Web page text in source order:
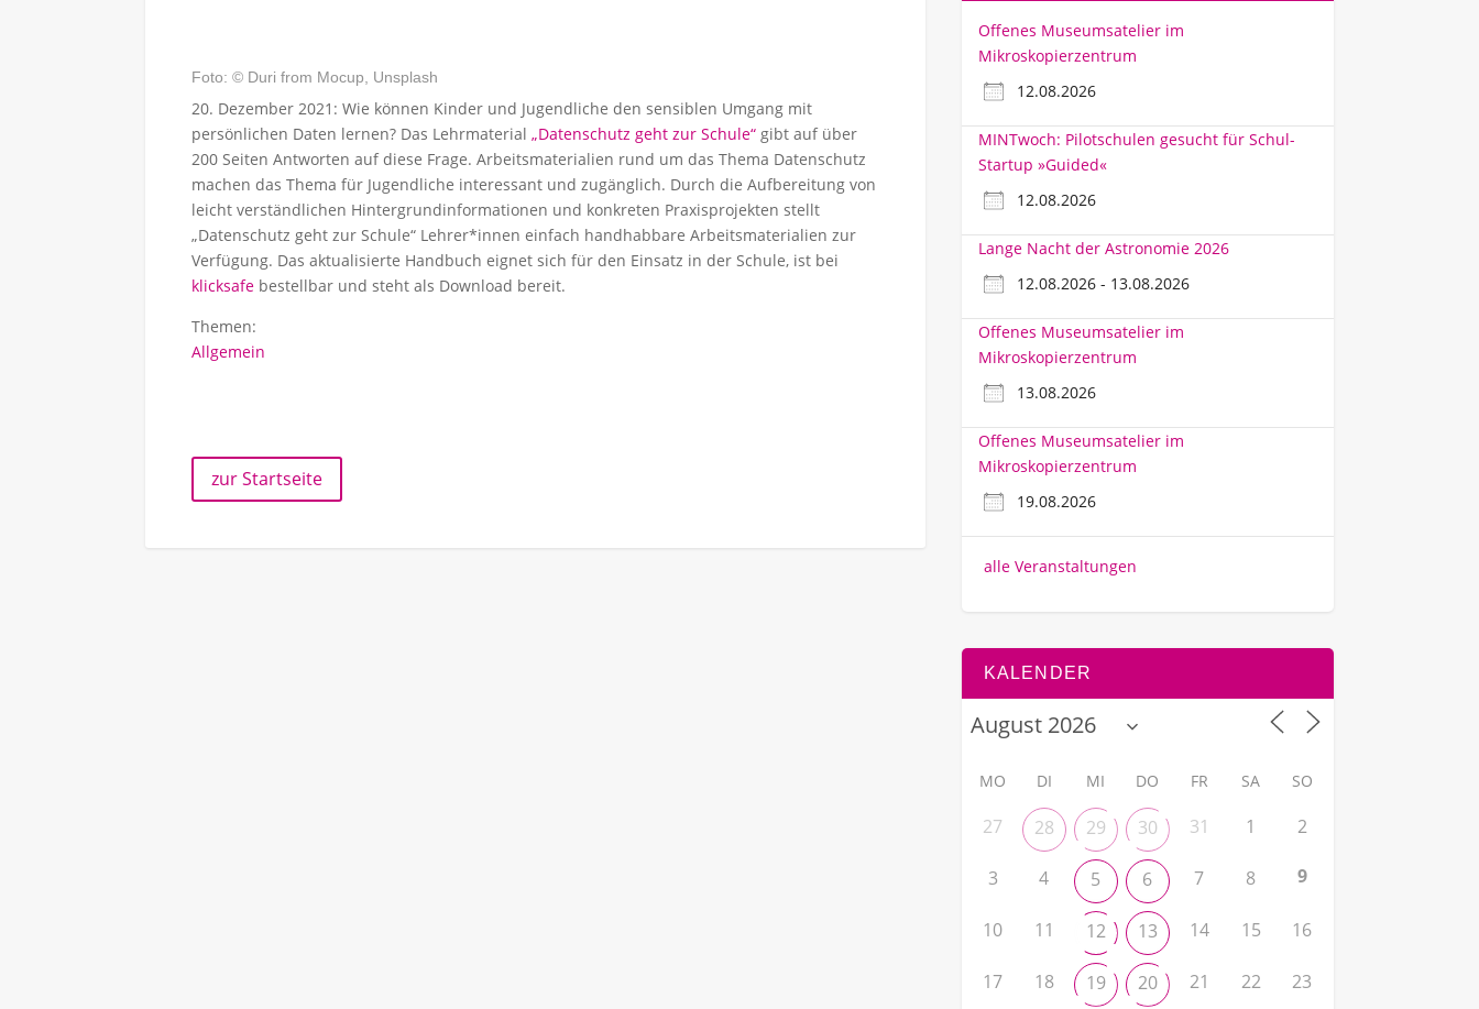
Foto: © Duri from Mocup, Unsplash
20. Dezember 2021: Wie können Kinder und Jugendliche den sensiblen Umgang mit
persönlichen Daten lernen? Das Lehrmaterial „Datenschutz geht zur Schule“ gibt auf über
200 Seiten Antworten auf diese Frage. Arbeitsmaterialien rund um das Thema Datenschutz
machen das Thema für Jugendliche interessant und zugänglich. Durch die Aufbereitung von
leicht verständlichen Hintergrundinformationen und konkreten Praxisprojekten stellt
„Datenschutz geht zur Schule“ Lehrer*innen einfach handhabbare Arbeitsmaterialien zur
Verfügung. Das aktualisierte Handbuch eignet sich für den Einsatz in der Schule, ist bei
klicksafe bestellbar und steht als Download bereit.
Themen:
Allgemein
zur Startseite
Offenes Museumsatelier im
Mikroskopierzentrum
12.08.2026
MINTwoch: Pilotschulen gesucht für Schul-
Startup »Guided«
12.08.2026
Lange Nacht der Astronomie 2026
12.08.2026 - 13.08.2026
Offenes Museumsatelier im
Mikroskopierzentrum
13.08.2026
Offenes Museumsatelier im
Mikroskopierzentrum
19.08.2026
alle Veranstaltungen
KALENDER
MO DI MI DO FR SA SO
27 28 29 30 31 1 2
3 4 5 6 7 8 9
10 11 12 13 14 15 16
17 18 19 20 21 22 23